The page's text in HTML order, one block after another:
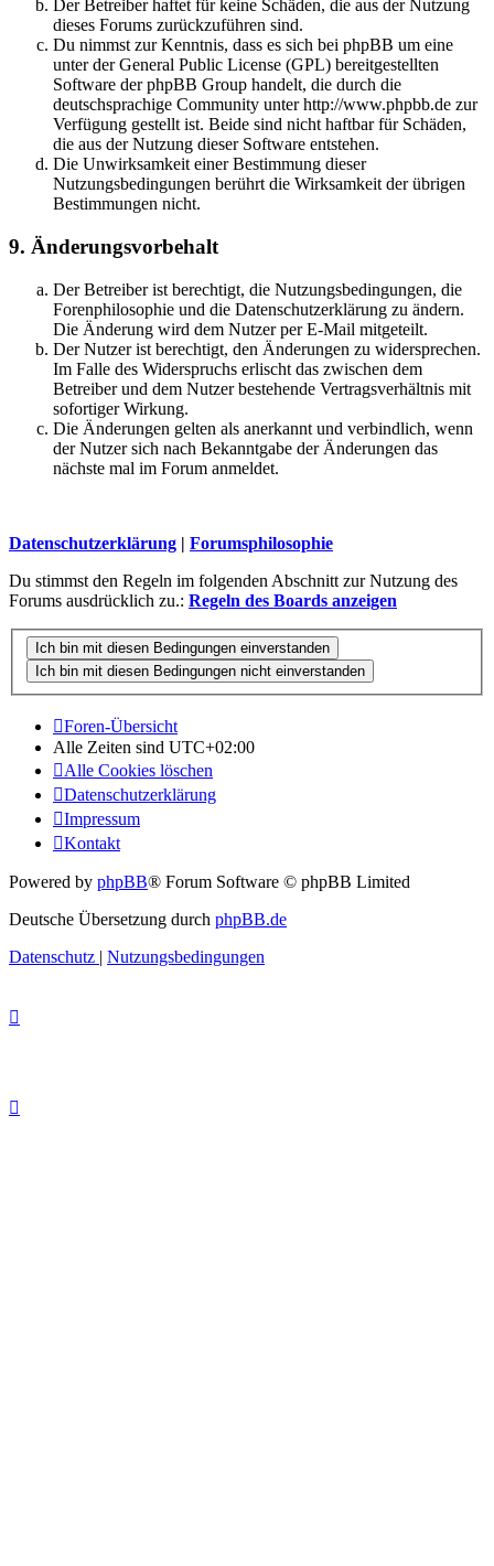
Der Betreiber haftet für keine Schäden, die aus der Nutzung
dieses Forums zurückzuführen sind.
Du nimmst zur Kenntnis, dass es sich bei phpBB um eine
unter der General Public License (GPL) bereitgestellten
Software der phpBB Group handelt, die durch die
deutschsprachige Community unter http://www.phpbb.de zur
Verfügung gestellt ist. Beide sind nicht haftbar für Schäden,
die aus der Nutzung dieser Software entstehen.
Die Unwirksamkeit einer Bestimmung dieser
Nutzungsbedingungen berührt die Wirksamkeit der übrigen
Bestimmungen nicht.
9. Änderungsvorbehalt
Der Betreiber ist berechtigt, die Nutzungsbedingungen, die
Forenphilosophie und die Datenschutzerklärung zu ändern.
Die Änderung wird dem Nutzer per E-Mail mitgeteilt.
Der Nutzer ist berechtigt, den Änderungen zu widersprechen.
Im Falle des Widerspruchs erlischt das zwischen dem
Betreiber und dem Nutzer bestehende Vertragsverhältnis mit
sofortiger Wirkung.
Die Änderungen gelten als anerkannt und verbindlich, wenn
der Nutzer sich nach Bekanntgabe der Änderungen das
nächste mal im Forum anmeldet.
Datenschutzerklärung | Forumsphilosophie
Du stimmst den Regeln im folgenden Abschnitt zur Nutzung des
Forums ausdrücklich zu.: Regeln des Boards anzeigen
Foren-Übersicht
Alle Zeiten sind UTC+02:00
Alle Cookies löschen
Datenschutzerklärung
Impressum
Kontakt
Powered by phpBB® Forum Software © phpBB Limited
Deutsche Übersetzung durch phpBB.de
Datenschutz | Nutzungsbedingungen